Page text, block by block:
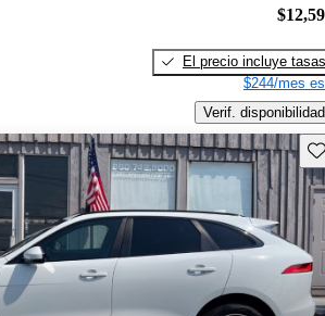
El precio incluye tasas
$244/mes
Verif. disponibilidad